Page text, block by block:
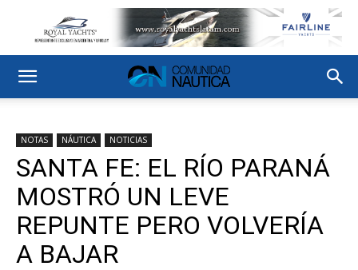
NOTAS NÁUTICA NOTICIAS
SANTA FE: EL RÍO PARANÁ
MOSTRÓ UN LEVE
REPUNTE PERO VOLVERÍA
A BAJAR